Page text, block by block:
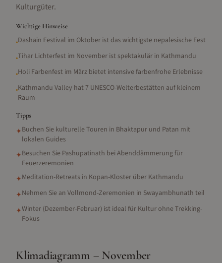
Kulturgüter.
Wichtige Hinweise
•Dashain Festival im Oktober ist das wichtigste nepalesische Fest
•Tihar Lichterfest im November ist spektakulär in Kathmandu
•Holi Farbenfest im März bietet intensive farbenfrohe Erlebnisse
•Kathmandu Valley hat 7 UNESCO-Welterbestätten auf kleinem
Raum
Tipps
✦Buchen Sie kulturelle Touren in Bhaktapur und Patan mit
lokalen Guides
✦Besuchen Sie Pashupatinath bei Abenddämmerung für
Feuerzeremonien
✦Meditation-Retreats in Kopan-Kloster über Kathmandu
✦Nehmen Sie an Vollmond-Zeremonien in Swayambhunath teil
✦Winter (Dezember-Februar) ist ideal für Kultur ohne Trekking-
Fokus
Klimadiagramm – November